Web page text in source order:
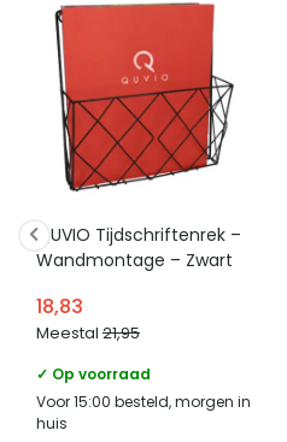
QUVIO Tijdschriftenrek –
Wandmontage – Zwart
18,83
Meestal 21,95
✓ Op voorraad
Voor 15:00 besteld, morgen in
huis